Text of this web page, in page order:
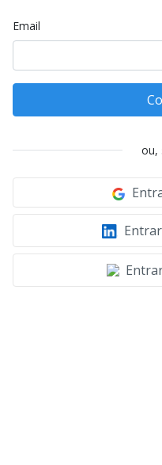
Email
ou,